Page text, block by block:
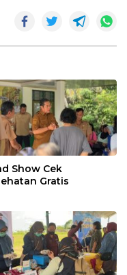
Show Cek
Gratis